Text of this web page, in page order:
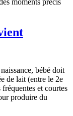
bébé doit
de lait (entre le 2e
et courtes
produire du